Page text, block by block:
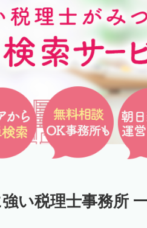
い税理士事務所